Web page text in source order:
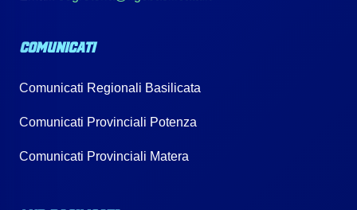
COMUNICATI
Comunicati Regionali Basilicata
Comunicati Provinciali Potenza
Comunicati Provinciali Matera